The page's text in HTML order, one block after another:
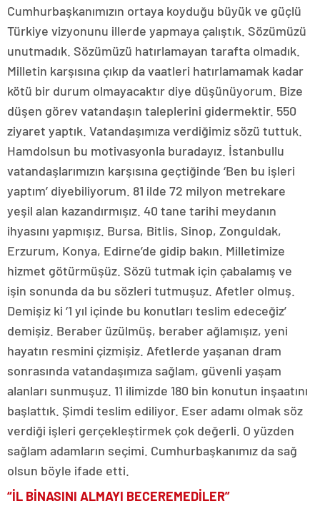
Cumhurbaşkanımızın ortaya koyduğu büyük ve güçlü
Türkiye vizyonunu illerde yapmaya çalıştık. Sözümüzü
unutmadık. Sözümüzü hatırlamayan tarafta olmadık.
Milletin karşısına çıkıp da vaatleri hatırlamamak kadar
kötü bir durum olmayacaktır diye düşünüyorum. Bize
düşen görev vatandaşın taleplerini gidermektir. 550
ziyaret yaptık. Vatandaşımıza verdiğimiz sözü tuttuk.
Hamdolsun bu motivasyonla buradayız. İstanbullu
vatandaşlarımızın karşısına geçtiğinde ‘Ben bu işleri
yaptım’ diyebiliyorum. 81 ilde 72 milyon metrekare
yeşil alan kazandırmışız. 40 tane tarihi meydanın
ihyasını yapmışız. Bursa, Bitlis, Sinop, Zonguldak,
Erzurum, Konya, Edirne’de gidip bakın. Milletimize
hizmet götürmüşüz. Sözü tutmak için çabalamış ve
işin sonunda da bu sözleri tutmuşuz. Afetler olmuş.
Demişiz ki ‘1 yıl içinde bu konutları teslim edeceğiz’
demişiz. Beraber üzülmüş, beraber ağlamışız, yeni
hayatın resmini çizmişiz. Afetlerde yaşanan dram
sonrasında vatandaşımıza sağlam, güvenli yaşam
alanları sunmuşuz. 11 ilimizde 180 bin konutun inşaatını
başlattık. Şimdi teslim ediliyor. Eser adamı olmak söz
verdiği işleri gerçekleştirmek çok değerli. O yüzden
sağlam adamların seçimi. Cumhurbaşkanımız da sağ
olsun böyle ifade etti.
“İL BİNASINI ALMAYI BECEREMEDİLER”